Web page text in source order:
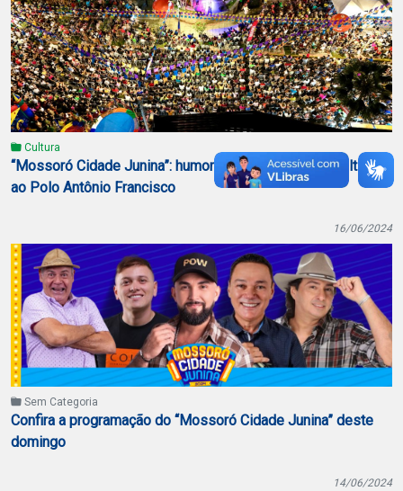
Cultura
“Mossoró Cidade Junina”: humorista Zé Lezin leva multidão
ao Polo Antônio Francisco
16/06/2024
Sem Categoria
Confira a programação do “Mossoró Cidade Junina” deste
domingo
14/06/2024